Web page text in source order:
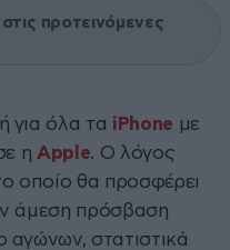
προτεινόμενες
για όλα τα iPhone με
η Apple. Ο λόγος
οποίο θα προσφέρει
άμεση πρόσβαση
αγώνων, στατιστικά